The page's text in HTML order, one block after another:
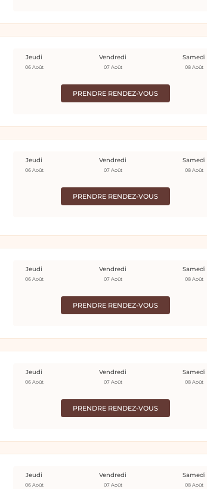
PRENDRE RENDEZ-VOUS
Jeudi
06 Août
Vendredi
07 Août
Samedi
08 Août
PRENDRE RENDEZ-VOUS
Jeudi
06 Août
Vendredi
07 Août
Samedi
08 Août
PRENDRE RENDEZ-VOUS
Jeudi
06 Août
Vendredi
07 Août
Samedi
08 Août
PRENDRE RENDEZ-VOUS
Jeudi
06 Août
Vendredi
07 Août
Samedi
08 Août
Jeudi
06 Août
Vendredi
07 Août
Samedi
08 Août